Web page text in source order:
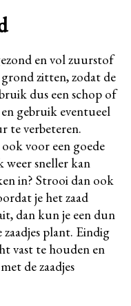
en vol zuurstof
zitten, zodat de
dus een schop of
gebruik eventueel
te verbeteren.
voor een goede
weer sneller kan
in? Strooi dan ook
je het zaad
dan kun je een dun
zaadjes plant. Eindig
vast te houden en
de zaadjes